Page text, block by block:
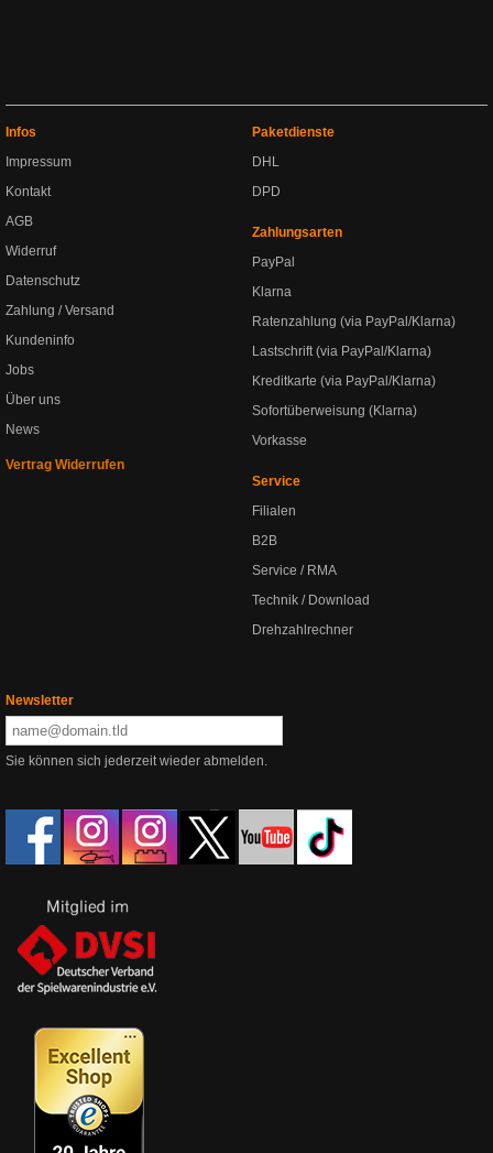
Infos
Impressum
Kontakt
AGB
Widerruf
Datenschutz
Zahlung / Versand
Kundeninfo
Jobs
Über uns
News
Vertrag Widerrufen
Paketdienste
DHL
DPD
Zahlungsarten
PayPal
Klarna
Ratenzahlung (via PayPal/Klarna)
Lastschrift (via PayPal/Klarna)
Kreditkarte (via PayPal/Klarna)
Sofortüberweisung (Klarna)
Vorkasse
Service
Filialen
B2B
Service / RMA
Technik / Download
Drehzahlrechner
Newsletter
Sie können sich jederzeit wieder abmelden.